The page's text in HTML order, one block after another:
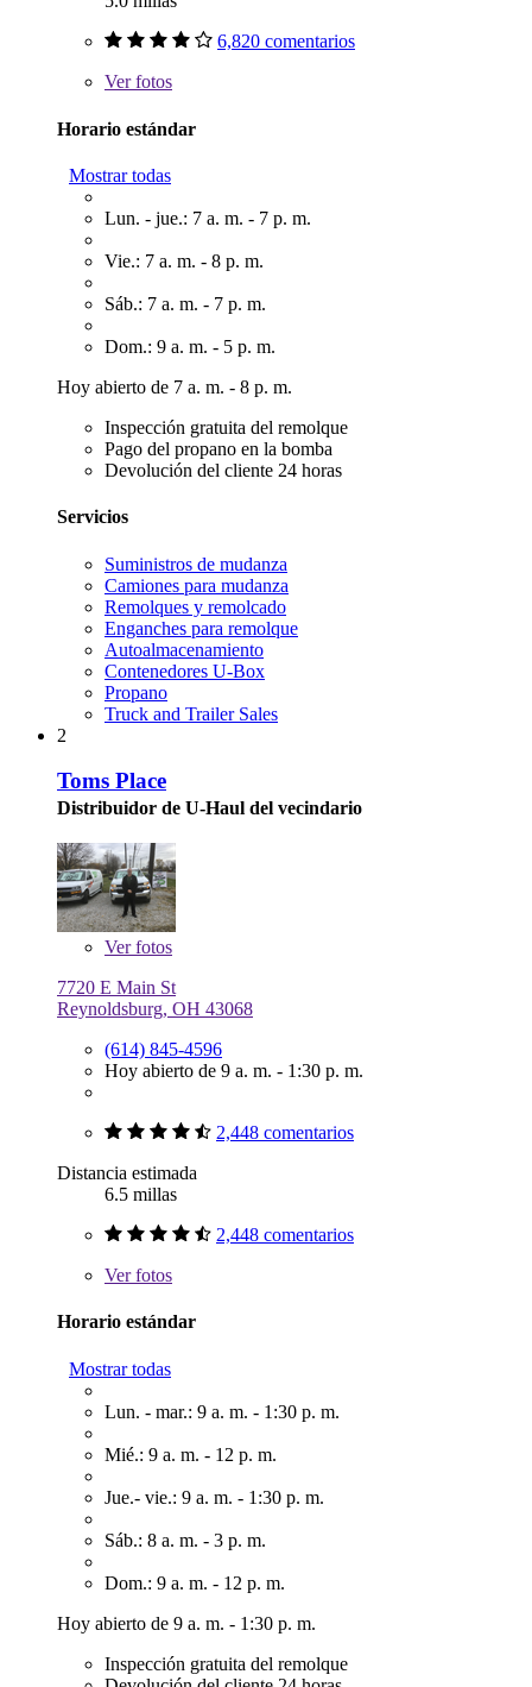
6,820 comentarios
Verfotos
Horario estándar
Mostrar todas
Lun. - jue.: 7 a. m. - 7 p. m.
Vie.: 7 a. m. - 8 p. m.
Sáb.: 7 a. m. - 7 p. m.
Dom.: 9 a. m. - 5 p. m.
Hoy abierto de 7 a. m. - 8 p. m.
Inspección gratuita del remolque
Pago del propano en la bomba
Devolución del cliente 24 horas
Servicios
Suministros de mudanza
Camiones para mudanza
Remolques y remolcado
Enganches para remolque
Autoalmacenamiento
Contenedores U-Box
Propano
Truck and Trailer Sales
2
Toms Place
Distribuidor de U-Haul del vecindario
Verfotos
7720 E Main St
Reynoldsburg, OH 43068
(614) 845-4596
Hoy abierto de 9 a. m. - 1:30 p. m.
2,448 comentarios
Distancia estimada
6.5 millas
2,448 comentarios
Verfotos
Horario estándar
Mostrar todas
Lun. - mar.: 9 a. m. - 1:30 p. m.
Mié.: 9 a. m. - 12 p. m.
Jue.- vie.: 9 a. m. - 1:30 p. m.
Sáb.: 8 a. m. - 3 p. m.
Dom.: 9 a. m. - 12 p. m.
Hoy abierto de 9 a. m. - 1:30 p. m.
Inspección gratuita del remolque